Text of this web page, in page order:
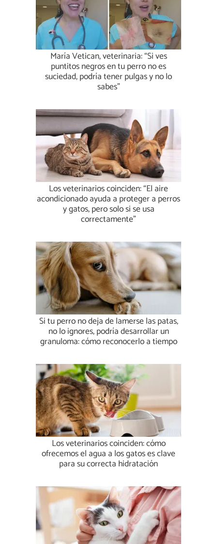
María Vetican, veterinaria: “Si ves
puntitos negros en tu perro no es
suciedad, podría tener pulgas y no lo
sabes”
Los veterinarios coinciden: “El aire
acondicionado ayuda a proteger a perros
y gatos, pero solo si se usa
correctamente”
Si tu perro no deja de lamerse las patas,
no lo ignores, podría desarrollar un
granuloma: cómo reconocerlo a tiempo
Los veterinarios coinciden: cómo
ofrecemos el agua a los gatos es clave
para su correcta hidratación